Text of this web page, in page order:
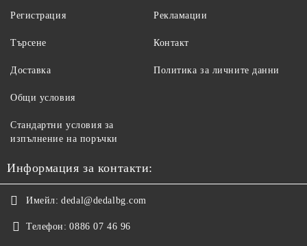
Регистрация
Търсене
Доставка
Рекламации
Контакт
Политика за личните данни
Общи условия
Стандартни условия за
изпълнение на поръчки
Информация за контакти:
Имейл: dedal@dedalbg.com
Телефон: 0886 07 46 96